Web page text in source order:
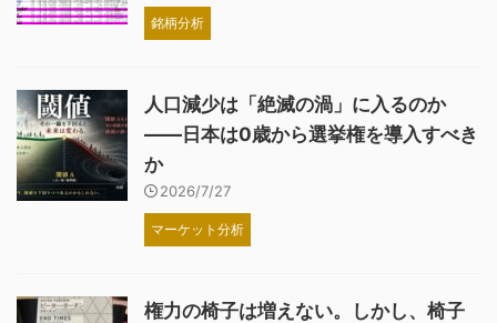
銘柄分析
人口減少は「絶滅の渦」に入るのか
――日本は0歳から選挙権を導入すべき
か
2026/7/27
マーケット分析
権力の椅子は増えない。しかし、椅子